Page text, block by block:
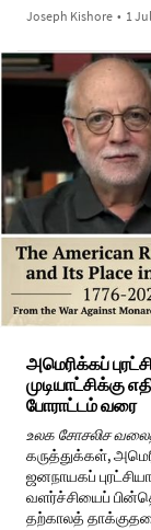
Joseph Kishore • 1
அமெரிக்கப்
முடியாட்சிக்கு
போராட்டம் வரை
உலக சோசலிச
கருத்துக்கள்,
ஜனநாயகப்
வளர்ச்சியைப்
தற்காலத்